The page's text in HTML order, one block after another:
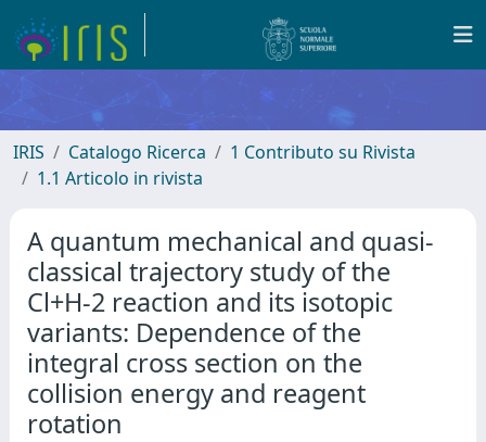
IRIS Catalogo Ricerca
1 Contributo su Rivista
1.1 Articolo in rivista
A quantum mechanical and quasi-
classical trajectory study of the
Cl+H-2 reaction and its isotopic
variants: Dependence of the
integral cross section on the
collision energy and reagent
rotation